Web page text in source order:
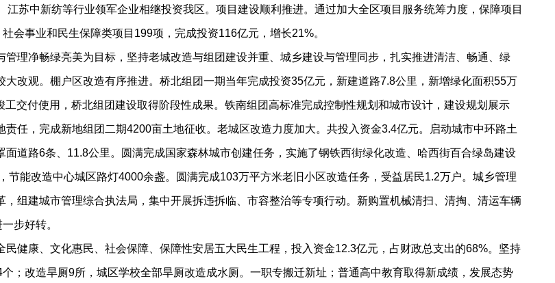
苏中新纺等行业领军企业相继投资我区。项目建设顺利推进。通过加大全区项目服务统筹力度，保障项目
会事业和民生保障类项目199项，完成投资116亿元，增长21%。
净畅绿亮美为目标，坚持老城改造与组团建设并重、城乡建设与管理同步，扎实推进清洁、畅通、绿
改观。棚户区改造有序推进。桥北组团一期当年完成投资35亿元，新建道路7.8公里，新增绿化面积55万
交付使用，桥北组团建设取得阶段性成果。铁南组团高标准完成控制性规划和城市设计，建设规划展示
任，完成新地组团二期4200亩土地征收。老城区改造力度加大。共投入资金3.4亿元。启动城市中环路土
道路6条、11.8公里。圆满完成国家森林城市创建任务，实施了钢铁西街绿化改造、哈西街百合绿岛建设
能改造中心城区路灯4000余盏。圆满完成103万平方米老旧小区改造任务，受益居民1.2万户。城乡管理
组建城市管理综合执法局，集中开展拆违拆临、市容整治等专项行动。新购置机械清扫、清掏、清运车辆
步好转。
康、文化惠民、社会保障、保障性安居五大民生工程，投入资金12.3亿元，占财政总支出的68%。坚持
；改造旱厕9所，城区学校全部旱厕改造成水厕。一职专搬迁新址；普通高中教育取得新成绩，发展态势